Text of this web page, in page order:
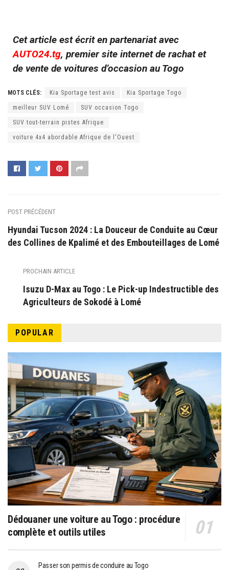
Cet article est écrit en partenariat avec
AUTO24.tg, premier site internet de rachat et
de vente de voitures d’occasion au Togo
MOTS CLÉS: Kia Sportage test avis Kia Sportage Togo
meilleur SUV Lomé SUV occasion Togo
SUV tout-terrain pistes Afrique
voiture 4x4 abordable Afrique de l'Ouest
POST PRÉCÉDENT
Hyundai Tucson 2024 : La Douceur de Conduite au Cœur
des Collines de Kpalimé et des Embouteillages de Lomé
PROCHAIN ARTICLE
Isuzu D-Max au Togo : Le Pick-up Indestructible des
Agriculteurs de Sokodé à Lomé
POPULAR
Dédouaner une voiture au Togo : procédure
complète et outils utiles
Passer son permis de conduire au Togo